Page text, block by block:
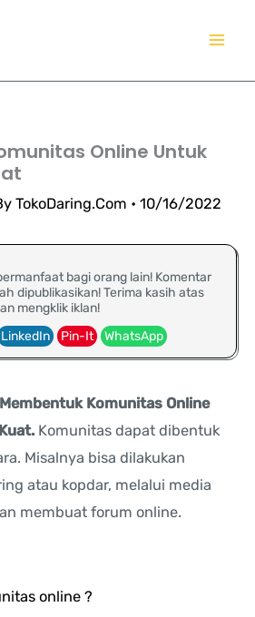
Online Untuk
TokoDaring.Com • 10/16/2022
bagi orang lain! Komentar
dipublikasikan! Terima kasih atas
mengklik iklan!
LinkedIn Pin-It WhatsApp
Komunitas Online
Komunitas dapat dibentuk
Misalnya bisa dilakukan
atau kopdar, melalui media
membuat forum online.
online ?